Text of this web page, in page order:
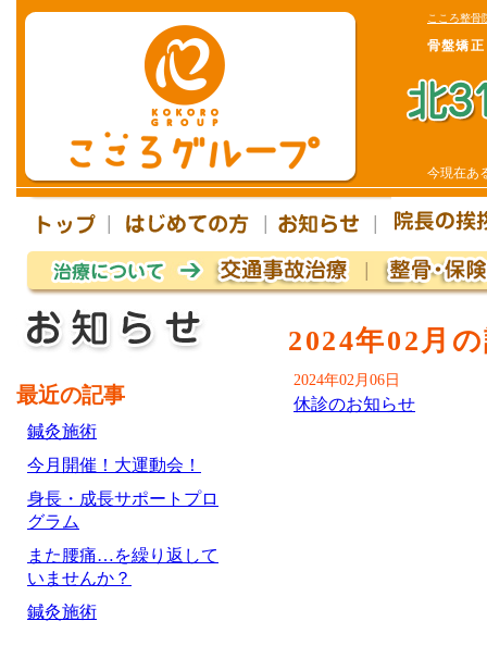
こころ整骨
骨盤矯
今現在あ
2024年02月
2024年02月06日
休診のお知らせ
最近の記事
鍼灸施術
今月開催！大運動会！
身長・成長サポートプロ
グラム
また腰痛…を繰り返して
いませんか？
鍼灸施術